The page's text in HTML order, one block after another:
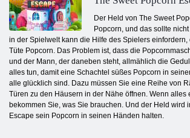
Der Held von The Sweet
Popcorn, und das sollte
in der Spielwelt kann die Hilfe des Spielers
Tüte Popcorn. Das Problem ist, dass die
und der Mann, der daneben steht, allmählich die
alles tun, damit eine Schachtel süßes Popcorn in
alle glücklich sind. Dazu müssen Sie eine Reihe von
Türen zu den Häusern in der Nähe öffnen. Wenn alles
bekommen Sie, was Sie brauchen. Und der Held wird
Escape sein Popcorn in seinen Händen halten.